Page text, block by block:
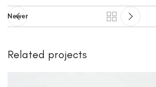
Newer
Related projects